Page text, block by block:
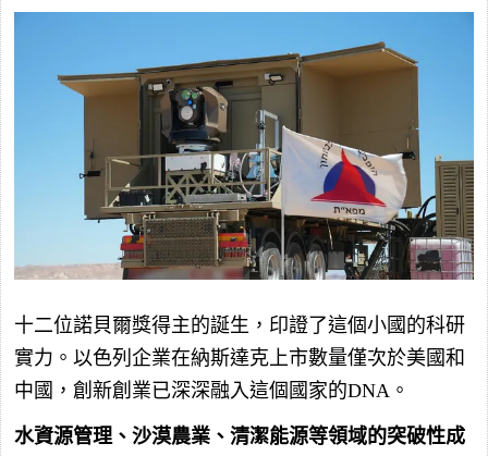
十二位諾貝爾獎得主的誕生，印證了這個小國的科研
實力。以色列企業在納斯達克上市數量僅次於美國和
中國，創新創業已深深融入這個國家的DNA。
水資源管理、沙漠農業、清潔能源等領域的突破性成